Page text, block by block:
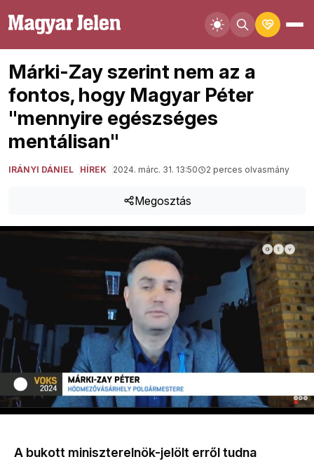
Márki-Zay szerint nem az a
fontos, hogy Magyar Péter
"mennyire egészséges
mentálisan"
IRÁNYI DÁNIEL HÍREK 2024. márc. 31. 13:50 2 perces olvasmány
Megosztás
A bukott miniszterelnök-jelölt erről tudna